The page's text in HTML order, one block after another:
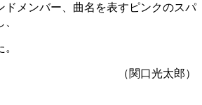
ドメンバー、曲名を表すピンクのスパ
（関口光太郎）